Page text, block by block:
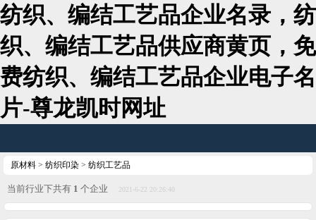
纺织、编结工艺品企业名录，纺
织、编结工艺品供应商黄页，免
费纺织、编结工艺品企业电子名
片-尊龙凯时网址
原材料 > 纺织印染 > 纺织工艺品
当前行业下共有 1 个企业 2021-6-22 20:26:40